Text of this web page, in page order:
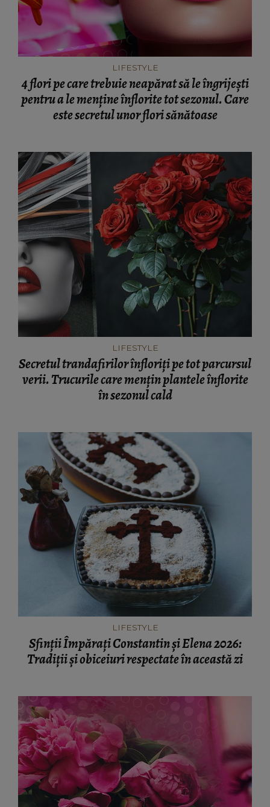
LIFESTYLE
4 flori pe care trebuie neapărat să le îngrijești
pentru a le menține înflorite tot sezonul. Care
este secretul unor flori sănătoase
LIFESTYLE
Secretul trandafirilor înfloriți pe tot parcursul
verii. Trucurile care mențin plantele înflorite
în sezonul cald
LIFESTYLE
Sfinții Împărați Constantin și Elena 2026:
Tradiții și obiceiuri respectate în această zi